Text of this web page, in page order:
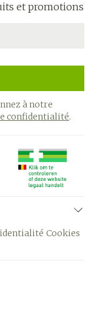
et promotions
à notre
confidentialité.
Cookies